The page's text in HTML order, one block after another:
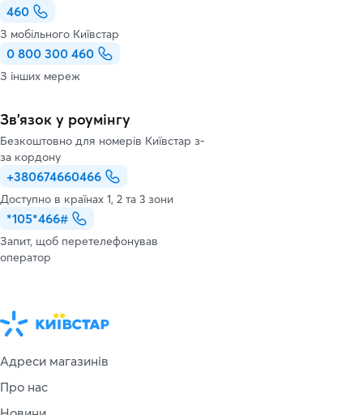
460
З мобільного Київстар
0 800 300 460
З інших мереж
Зв’язок у роумінгу
Безкоштовно для номерів Київстар з-
за кордону
+380674660466
Доступно в країнах 1, 2 та 3 зони
*105*466#
Запит, щоб перетелефонував
оператор
Адреси магазинів
Про нас